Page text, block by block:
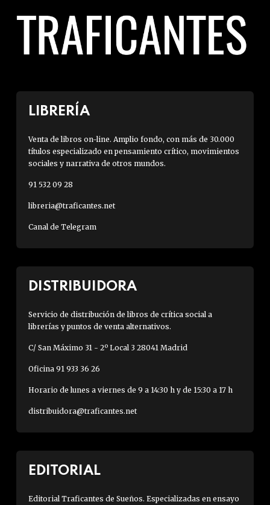
LIBRERÍA
Venta de libros on-line. Amplio fondo, con más de 30.000
títulos especializado en pensamiento crítico, movimientos
sociales y narrativa de otros mundos.
91 532 09 28
libreria@traficantes.net
Canal de Telegram
DISTRIBUIDORA
Servicio de distribución de libros de crítica social a
librerías y puntos de venta alternativos.
C/ San Máximo 31 - 2º Local 3 28041 Madrid
Oficina 91 933 36 26
Horario de lunes a viernes de 9 a 14:30 h y de 15:30 a 17 h
distribuidora@traficantes.net
EDITORIAL
Editorial Traficantes de Sueños. Especializadas en ensayo